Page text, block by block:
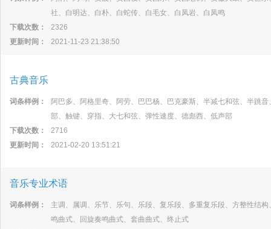
社、白明达、白朴、白蛇传、白毛女、白凤岩、白凤鸣
下载次数：
2326
更新时间：
2021-11-23 21:38:50
古典音乐
词条样例：
阿巴多、阿格里奇、阿劳、巴巴杨、巴克豪斯、半减七和弦、半跳
部、触键、穿指、大七和弦、弹性速度、德彪西、低声部
下载次数：
2716
更新时间：
2021-02-20 13:51:21
音乐专业术语
词条样例：
主调、属调、乐节、乐句、乐段、复乐段、多重复乐段、方整性结
鸣曲式、回旋奏鸣曲式、套曲曲式、终止式